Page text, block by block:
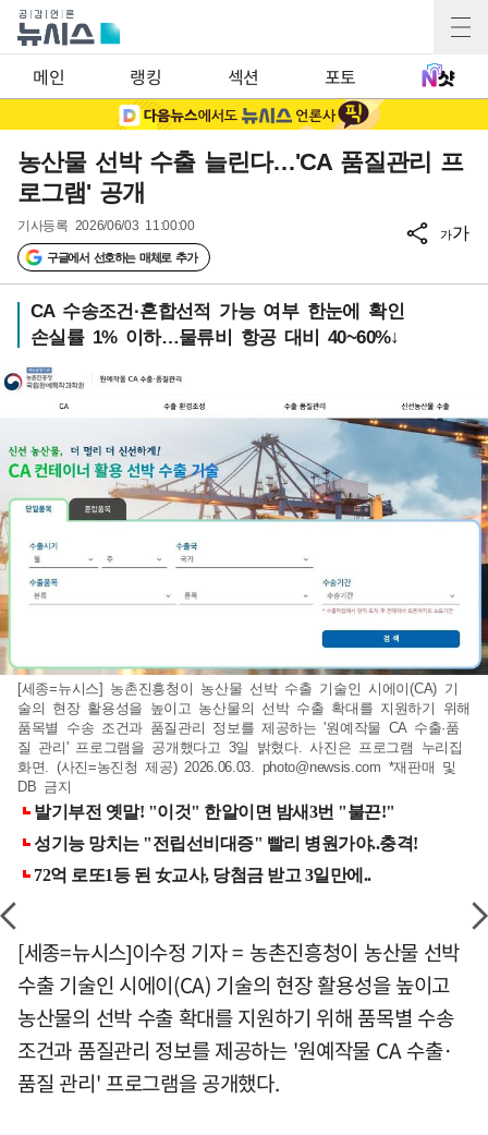
메인 랭킹 섹션 포토
농산물 선박 수출 늘린다…'CA 품질관리 프
로그램' 공개
기사등록 2026/06/03 11:00:00
구글에서 선호하는 매체로 추가
가가
CA 수송조건·혼합선적 가능 여부 한눈에 확인
손실률 1% 이하…물류비 항공 대비 40~60%↓
[세종=뉴시스] 농촌진흥청이 농산물 선박 수출 기술인 시에이(CA) 기
술의 현장 활용성을 높이고 농산물의 선박 수출 확대를 지원하기 위해
품목별 수송 조건과 품질관리 정보를 제공하는 '원예작물 CA 수출·품
질 관리' 프로그램을 공개했다고 3일 밝혔다. 사진은 프로그램 누리집
화면. (사진=농진청 제공) 2026.06.03. photo@newsis.com *재판매 및
DB 금지
[세종=뉴시스]이수정 기자 = 농촌진흥청이 농산물 선박
수출 기술인 시에이(CA) 기술의 현장 활용성을 높이고
농산물의 선박 수출 확대를 지원하기 위해 품목별 수송
조건과 품질관리 정보를 제공하는 '원예작물 CA 수출·
품질 관리' 프로그램을 공개했다.